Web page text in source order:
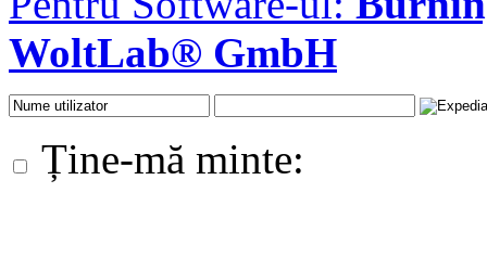
WoltLab® GmbH
Ține-mă minte: